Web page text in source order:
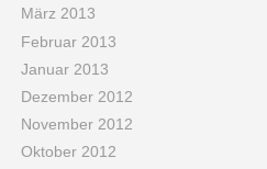
März 2013
Februar 2013
Januar 2013
Dezember 2012
November 2012
Oktober 2012